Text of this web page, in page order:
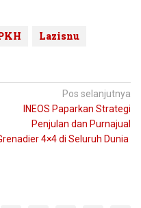
Lazisnu
Pos selanjutnya
INEOS Paparkan Strategi
Penjulan dan Purnajual
4×4 di Seluruh Dunia